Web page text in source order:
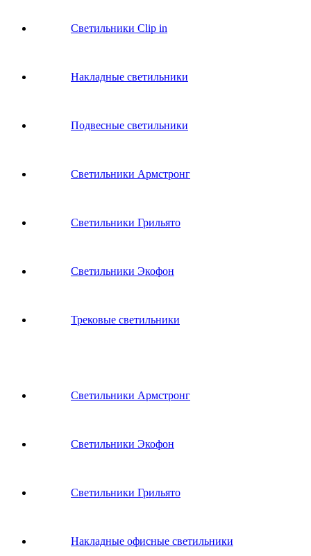
Светильники Clip in
Накладные светильники
Подвесные светильники
Светильники Армстронг
Светильники Грильято
Светильники Экофон
Трековые светильники
Светильники Армстронг
Светильники Экофон
Светильники Грильято
Накладные офисные светильники